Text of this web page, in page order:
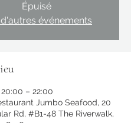
Épuisé
événements
20:00 – 22:00
Jumbo Seafood, 20
Rd, #B1-48 The Riverwalk,